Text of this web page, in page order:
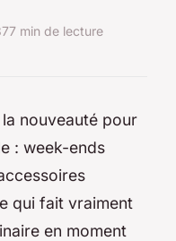
7 min de lecture
nouveauté pour
: week-ends
qui fait vraiment
en moment